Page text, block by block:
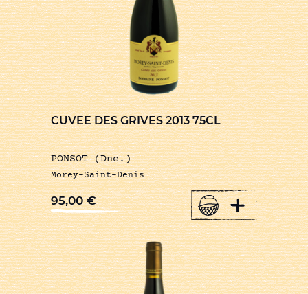
CUVEE DES GRIVES 2013 75CL
PONSOT (Dne.)
Morey-Saint-Denis
95,00€ +